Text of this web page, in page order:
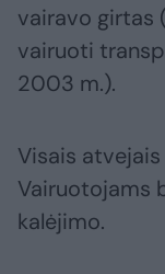
vairavo girtas
vairuoti
2003 m.).
Visais
Vairuotojams
kalėjimo.